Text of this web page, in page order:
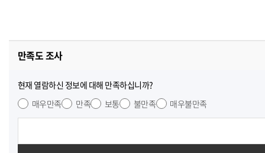
만족도 조사
현재 열람하신 정보에 대해 만족하십니까?
매우만족
만족 보통 불만족 매우불만족